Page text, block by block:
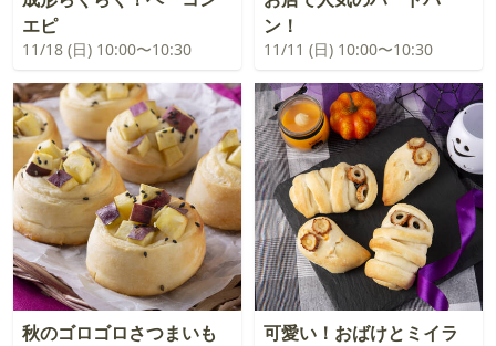
エピ
11/18 (日) 10:00〜10:30
ン！
11/11 (日) 10:00〜10:30
秋のゴロゴロさつまいも
可愛い！おばけとミイラ